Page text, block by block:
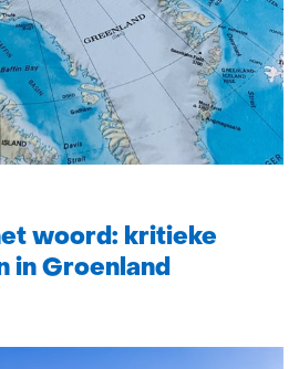
woord: kritieke
in Groenland